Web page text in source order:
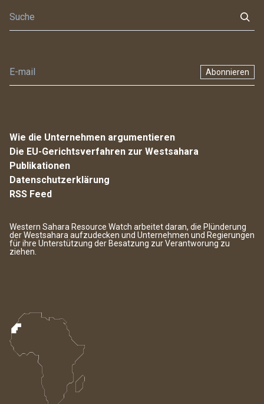
Abonnieren
Wie die Unternehmen argumentieren
Die EU-Gerichtsverfahren zur Westsahara
Publikationen
Datenschutzerklärung
RSS Feed
Western Sahara Resource Watch arbeitet daran, die Plünderung
der Westsahara aufzudecken und Unternehmen und Regierungen
für ihre Unterstützung der Besatzung zur Verantworung zu
ziehen.